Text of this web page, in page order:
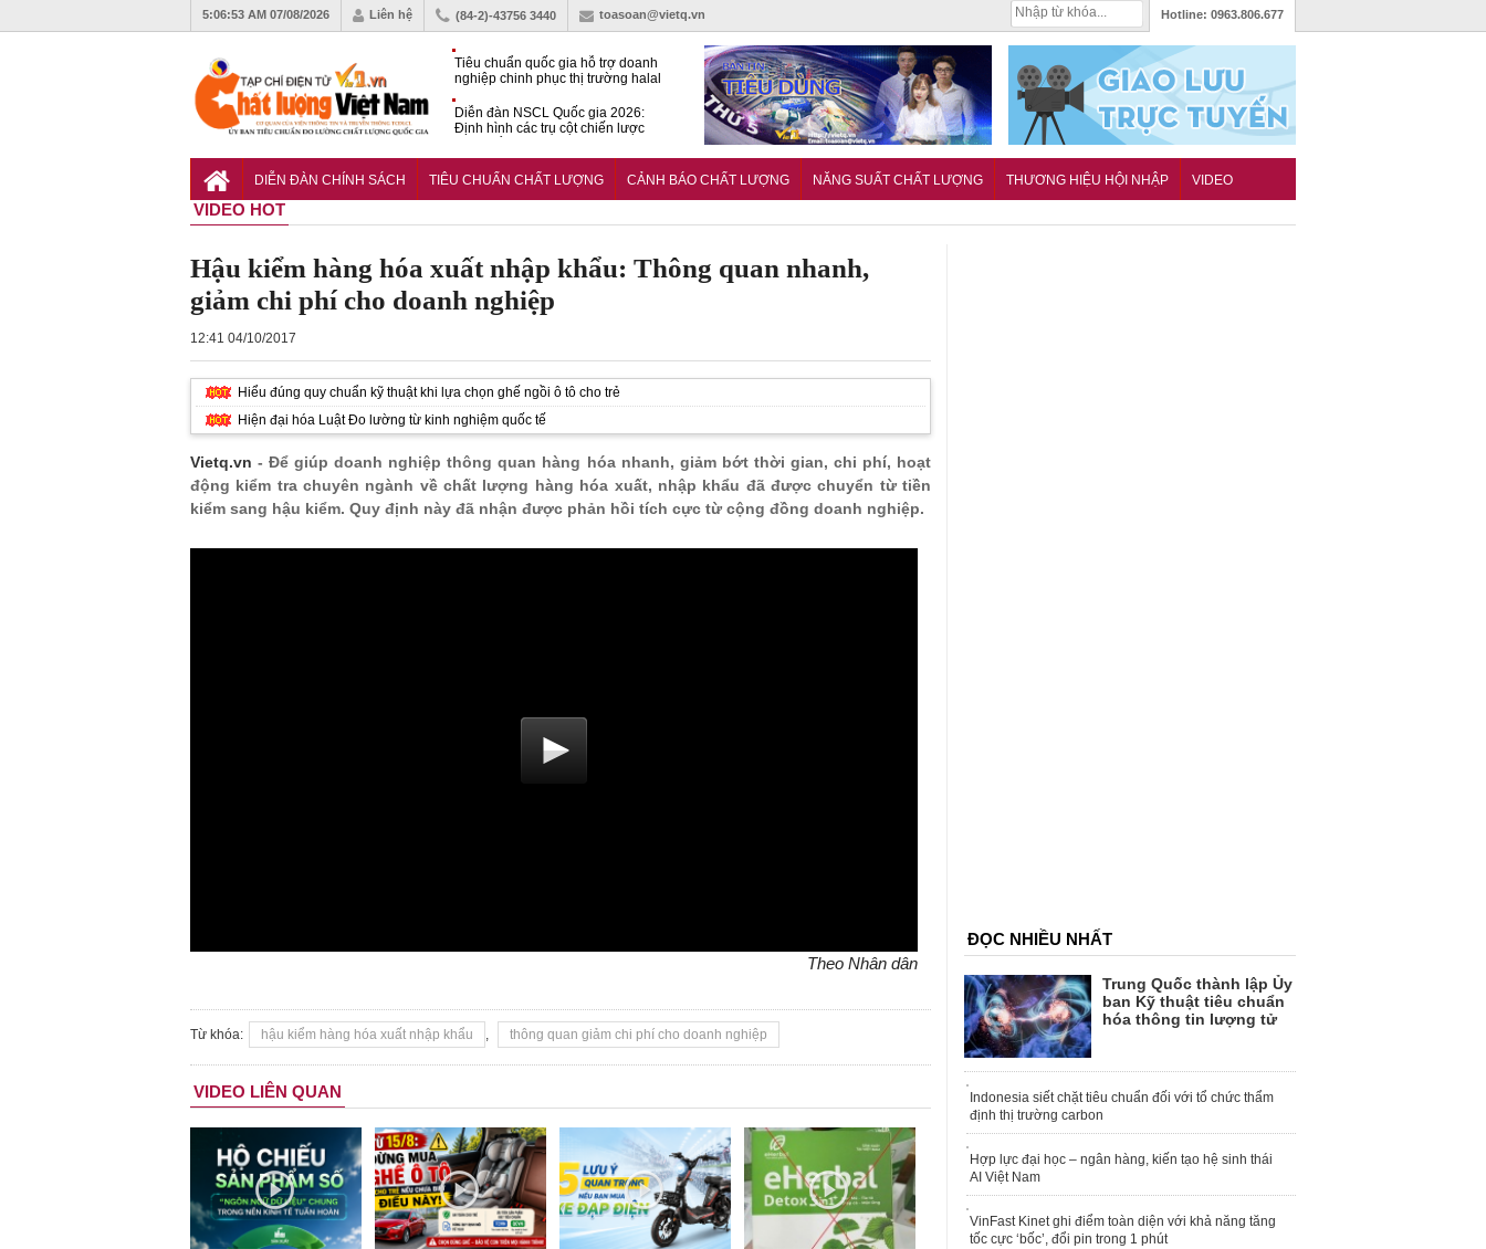
5:06:54 AM 07/08/2026 Liên hệ (84-2)-43756 3440 toasoan@vietq.vn Hotline: 0963.806.677
Tiêu chuẩn quốc gia hỗ trợ doanh
nghiệp chinh phục thị trường halal
Diễn đàn NSCL Quốc gia 2026:
Định hình các trụ cột chiến lược
Chất lượng Quốc gia năm 2026
DIỄN ĐÀN CHÍNH SÁCH TIÊU CHUẨN CHẤT LƯỢNG CẢNH BÁO CHẤT LƯỢNG NĂNG SUẤT CHẤT LƯỢNG THƯƠNG HIỆU HỘI NHẬP VIDEO
VIDEO HOT
Hậu kiểm hàng hóa xuất nhập khẩu: Thông quan nhanh,
giảm chi phí cho doanh nghiệp
12:41 04/10/2017
Hiểu đúng quy chuẩn kỹ thuật khi lựa chọn ghế ngồi ô tô cho trẻ
Hiện đại hóa Luật Đo lường từ kinh nghiệm quốc tế
Vietq.vn - Để giúp doanh nghiệp thông quan hàng hóa nhanh, giảm bớt thời gian, chi phí, hoạt
động kiểm tra chuyên ngành về chất lượng hàng hóa xuất, nhập khẩu đã được chuyển từ tiền
kiểm sang hậu kiểm. Quy định này đã nhận được phản hồi tích cực từ cộng đồng doanh nghiệp.
Theo Nhân dân
Từ khóa: hậu kiểm hàng hóa xuất nhập khẩu , thông quan giảm chi phí cho doanh nghiệp
VIDEO LIÊN QUAN
ĐỌC NHIỀU NHẤT
Trung Quốc thành lập Ủy
ban Kỹ thuật tiêu chuẩn
hóa thông tin lượng tử
Indonesia siết chặt tiêu chuẩn đối với tổ chức thẩm
định thị trường carbon
Hợp lực đại học – ngân hàng, kiến tạo hệ sinh thái
AI Việt Nam
VinFast Kinet ghi điểm toàn diện với khả năng tăng
tốc cực ‘bốc’, đổi pin trong 1 phút